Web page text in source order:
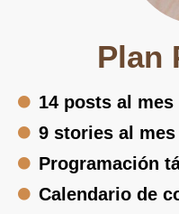
Plan
14 posts al mes
9 stories al mes
Programación
Calendario de